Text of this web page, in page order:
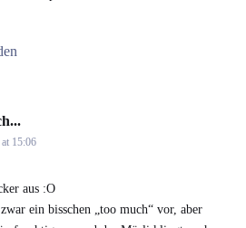
15:06
aus :O
ein bisschen „too much“ vor, aber